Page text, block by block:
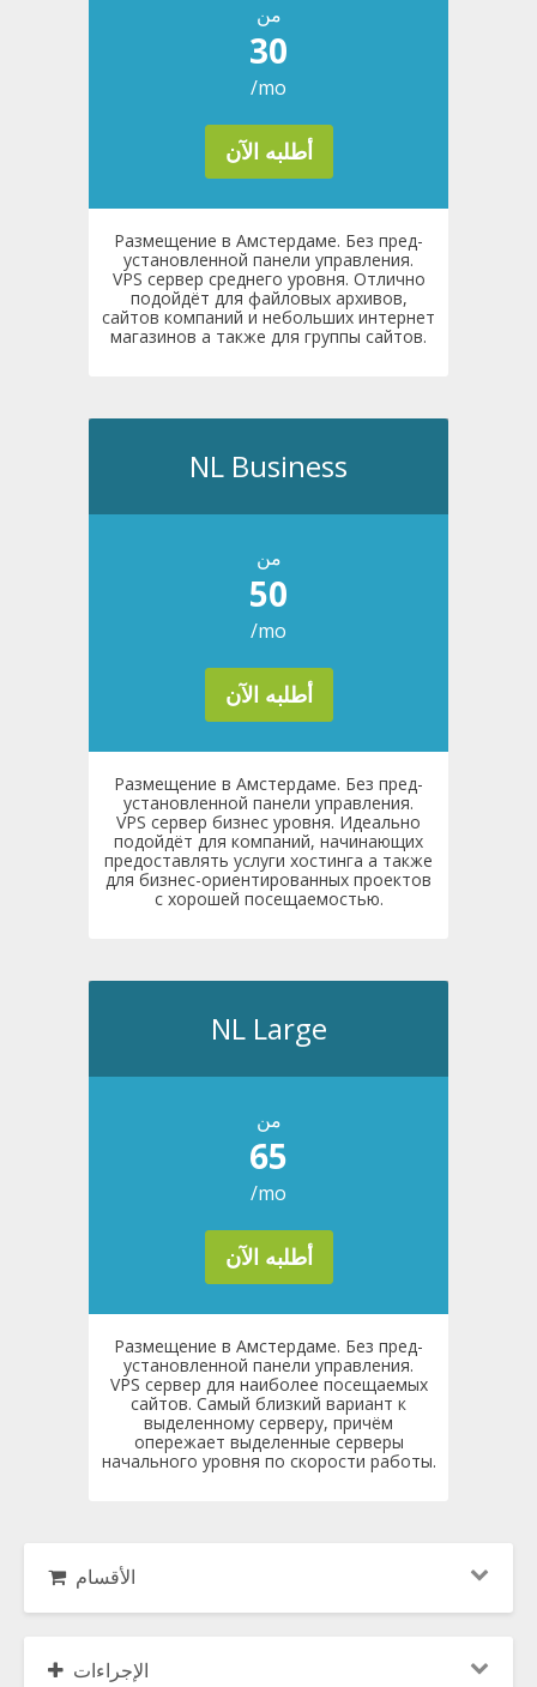
من
30
/mo
أطلبه الآن
Размещение в Амстердаме. Без пред-
установленной панели управления.
VPS сервер среднего уровня. Отлично
подойдёт для файловых архивов,
сайтов компаний и небольших интернет
магазинов а также для группы сайтов.
NL Business
من
50
/mo
أطلبه الآن
Размещение в Амстердаме. Без пред-
установленной панели управления.
VPS сервер бизнес уровня. Идеально
подойдёт для компаний, начинающих
предоставлять услуги хостинга а также
для бизнес-ориентированных проектов
с хорошей посещаемостью.
NL Large
من
65
/mo
أطلبه الآن
Размещение в Амстердаме. Без пред-
установленной панели управления.
VPS сервер для наиболее посещаемых
сайтов. Самый близкий вариант к
выделенному серверу, причём
опережает выделенные серверы
начального уровня по скорости работы.
الأقسام
الإجراءات